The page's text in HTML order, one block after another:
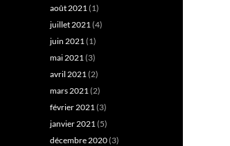
août 2021(1)
juillet 2021(4)
juin 2021(1)
mai 2021(3)
avril 2021(2)
mars 2021(2)
février 2021(3)
janvier 2021(5)
décembre 2020(3)